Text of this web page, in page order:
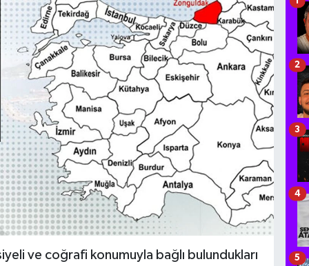
ve coğrafi konumuyla bağlı bulundukları
2
3
4
5